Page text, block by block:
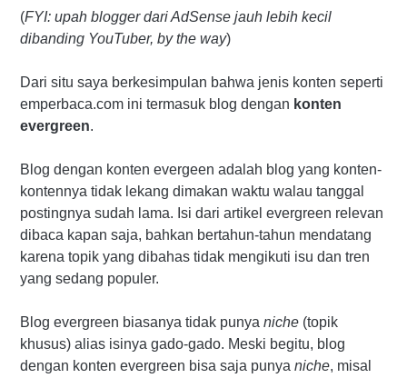
(FYI: upah blogger dari AdSense jauh lebih kecil
dibanding YouTuber, by the way)
Dari situ saya berkesimpulan bahwa jenis konten seperti
emperbaca.com ini termasuk blog dengan konten
evergreen.
Blog dengan konten evergeen adalah blog yang konten-
kontennya tidak lekang dimakan waktu walau tanggal
postingnya sudah lama. Isi dari artikel evergreen relevan
dibaca kapan saja, bahkan bertahun-tahun mendatang
karena topik yang dibahas tidak mengikuti isu dan tren
yang sedang populer.
Blog evergreen biasanya tidak punya niche (topik
khusus) alias isinya gado-gado. Meski begitu, blog
dengan konten evergreen bisa saja punya niche, misal